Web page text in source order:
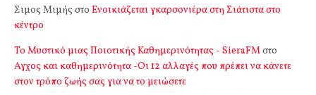
Σιμος Μιμής στο Ενοικιάζεται γκαρσονιέρα στη Σιάτιστα στο
κέντρο
Το Μυστικό μιας Ποιοτικής Καθημερινότητας - SieraFMστο
Αγχος και καθημερινότητα -Οι 12 αλλαγές που πρέπει να κάνετε
στον τρόπο ζωής σας για να το μειώσετε